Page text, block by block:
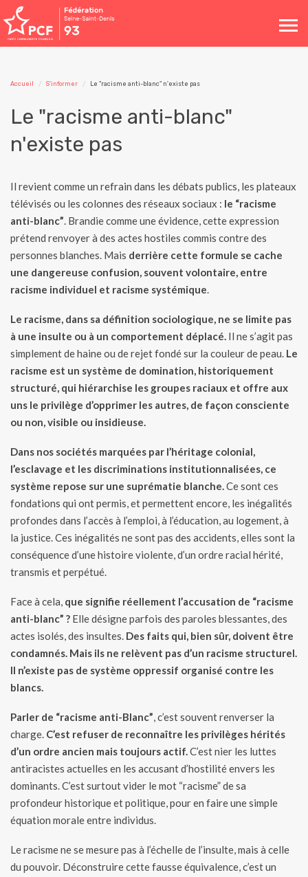
Toggle
navigation
Accueil S'informer Le "racisme anti-blanc" n'existe pas
Le "racisme anti-blanc"
n'existe pas
Il revient comme un refrain dans les débats publics, les plateaux
télévisés ou les colonnes des réseaux sociaux : le “racisme
anti-blanc”. Brandie comme une évidence, cette expression
prétend renvoyer à des actes hostiles commis contre des
personnes blanches. Mais derrière cette formule se cache
une dangereuse confusion, souvent volontaire, entre
racisme individuel et racisme systémique.
Le racisme, dans sa définition sociologique, ne se limite pas
à une insulte ou à un comportement déplacé. Il ne s’agit pas
simplement de haine ou de rejet fondé sur la couleur de peau. Le
racisme est un système de domination, historiquement
structuré, qui hiérarchise les groupes raciaux et offre aux
uns le privilège d’opprimer les autres, de façon consciente
ou non, visible ou insidieuse.
Dans nos sociétés marquées par l’héritage colonial,
l’esclavage et les discriminations institutionnalisées, ce
système repose sur une suprématie blanche.Ce sont ces
fondations qui ont permis, et permettent encore, les inégalités
profondes dans l’accès à l’emploi, à l’éducation, au logement, à
la justice. Ces inégalités ne sont pas des accidents, elles sont la
conséquence d’une histoire violente, d’un ordre racial hérité,
transmis et perpétué.
Face à cela, que signifie réellement l’accusation de “racisme
anti-blanc” ? Elle désigne parfois des paroles blessantes, des
actes isolés, des insultes. Des faits qui, bien sûr, doivent être
condamnés. Mais ils ne relèvent pas d’un racisme structurel.
Il n’existe pas de système oppressif organisé contre les
blancs.
Parler de “racisme anti-Blanc”, c’est souvent renverser la
charge. C’est refuser de reconnaître les privilèges hérités
d’un ordre ancien mais toujours actif.C’est nier les luttes
antiracistes actuelles en les accusant d’hostilité envers les
dominants. C’est surtout vider le mot “racisme” de sa
profondeur historique et politique, pour en faire une simple
équation morale entre individus.
Le racisme ne se mesure pas à l’échelle de l’insulte, mais à celle
du pouvoir. Déconstruire cette fausse équivalence, c’est un